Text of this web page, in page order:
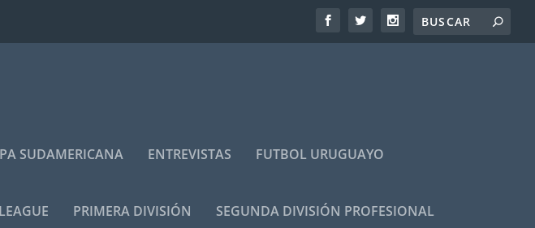
SUDAMERICANA ENTREVISTAS FUTBOL URUGUAYO
PRIMERA DIVISIÓN SEGUNDA DIVISIÓN PROFESIONAL